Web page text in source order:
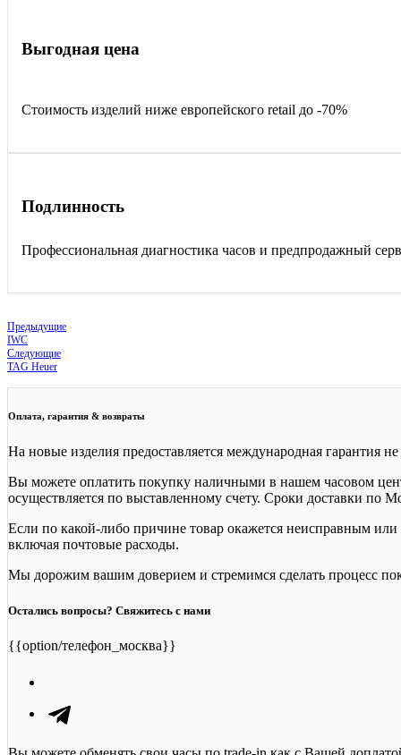
Выгодная цена
Стоимость изделий ниже европейского retail до -70%
Подлинность
Профессиональная диагностика часов и предпродажный
Предыдущие
IWC
Следующие
TAG Heuer
Оплата, гарантия & возвраты
На новые изделия предоставляется международная гарантия
Вы можете оплатить покупку наличными в нашем часовом
осуществляется по выставленному счету. Сроки доставки по
Если по какой-либо причине товар окажется неисправным или
включая почтовые расходы.
Мы дорожим вашим доверием и стремимся сделать процесс
Остались вопросы? Свяжитесь с нами
{{option/телефон_москва}}